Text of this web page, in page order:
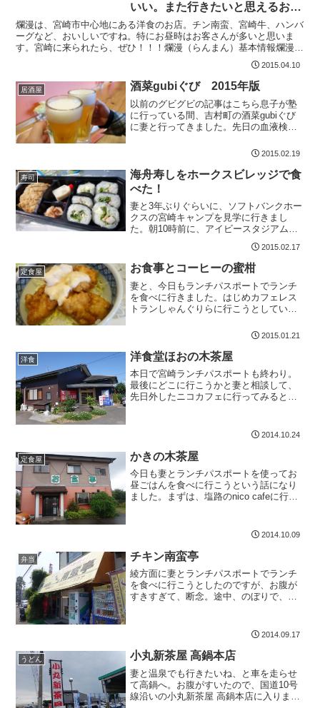
いい。また行きたいと思えるお店
です。おすすめ
爛漫は、宮崎市中心地にある洋食のお店。チン南蛮、宮崎牛、ハンバ
ーグなど、おいしいですね。特にお昼時はお客さんが多いと思いま
す。宮崎に来られたら、ぜひ！！！爛漫（らんまん）基本情報爛漫宮
崎市中央通6-3チキン南蛮旨いですお昼はお客さん多い。早...
2015.04.10
居酒屋 酒菜gubiぐび 2015年版
以前のグビグビの記事はこちら息子が塾
に行っている間、吉村町の酒菜gubiぐび
に妻と行ってきました。先日の血液検査
ら。。。というのもあります。もっとも
に呑みたいです。だれ...
2015.02.19
寿司
海舟寿しをホークスビレッジで食
べた！
妻と3年ぶりぐらいに、ソフトバンクホー
クスの宮崎キャンプを見学に行きまし
た。朝10時前に、アイビースタジアムに
到着した時には、結構人が多くて、平日
の昼間に、こんなにお客さんがいるなん
て。。。とびっくりしました。多分、お
昼直前には、食べ物コー...
2015.02.17
定食屋 お食事とコーヒーの蜜柑
妻と、今日もランチパスポートでランチ
を食べに行きました。はじめカフェレス
トランしゃんぐりらに行こうとしていた
日。しかたないので、一番近くにあるお
食事とコーヒーの蜜柑に行くことにしま
した。正直、あんまりお客...
2015.01.21
洋食 洋食堂ほおの木茶屋
本日で宮崎ランチパスポートも終わり。
最後にどこに行こうかと妻と相談して、
先日外したニコカフェに行ってみるとお
ました。洋食屋さんなんですね。店内に
2014.10.24
定食屋 かきの木茶屋
今日も妻とランチパスポートを使ってお
昼ごはんを食べに行こうという話になり
ました。まずは、塩路のnico cafeに行っ
に入り、あった、あったと駐車場に車を
2014.10.09
弁当 チキン南蛮亭
綾方面に妻とランチパスポートでランチ
を食べに行こうとしたのですが、お腹が
すきすぎて、断念。途中、のぼりで、お
を下ろして、近くの市の公園に駐車して
2014.09.17
うどん 小丸新茶屋 高鍋本店
妻と温泉でも行きたいね、と車を走らせ
て高鍋へ。お腹がすいたので、国道10号
線沿いの小丸新茶屋 高鍋本店に入りまし